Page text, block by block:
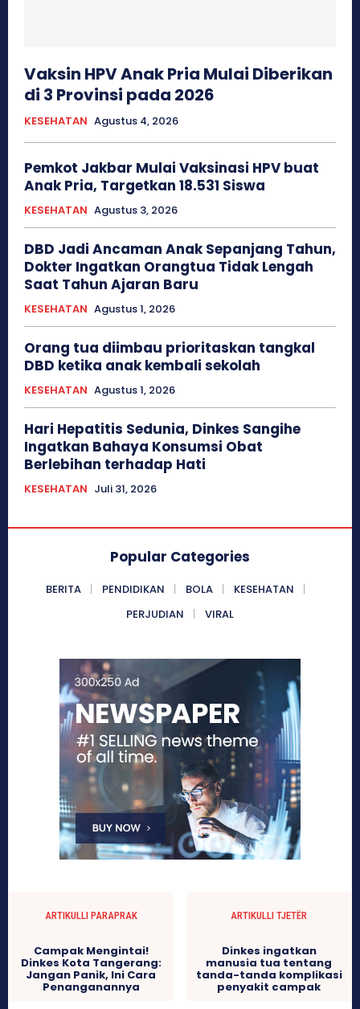
Vaksin HPV Anak Pria Mulai Diberikan
di 3 Provinsi pada 2026
KESEHATAN Agustus 4, 2026
Pemkot Jakbar Mulai Vaksinasi HPV buat
Anak Pria, Targetkan 18.531 Siswa
KESEHATAN Agustus 3, 2026
DBD Jadi Ancaman Anak Sepanjang Tahun,
Dokter Ingatkan Orangtua Tidak Lengah
Saat Tahun Ajaran Baru
KESEHATAN Agustus 1, 2026
Orang tua diimbau prioritaskan tangkal
DBD ketika anak kembali sekolah
KESEHATAN Agustus 1, 2026
Hari Hepatitis Sedunia, Dinkes Sangihe
Ingatkan Bahaya Konsumsi Obat
Berlebihan terhadap Hati
KESEHATAN Juli 31, 2026
Popular Categories
BERITA PENDIDIKAN BOLA
KESEHATAN
PERJUDIAN
VIRAL
ARTIKULLI PARAPRAK
Campak Mengintai!
Dinkes Kota Tangerang:
Jangan Panik, Ini Cara
Penanganannya
ARTIKULLI TJETËR
Dinkes ingatkan
manusia tua tentang
tanda-tanda komplikasi
penyakit campak